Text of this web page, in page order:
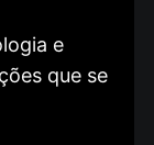
e
que se